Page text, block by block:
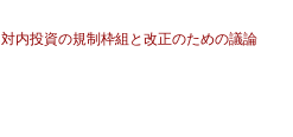
内投資の規制枠組と改正のための議論